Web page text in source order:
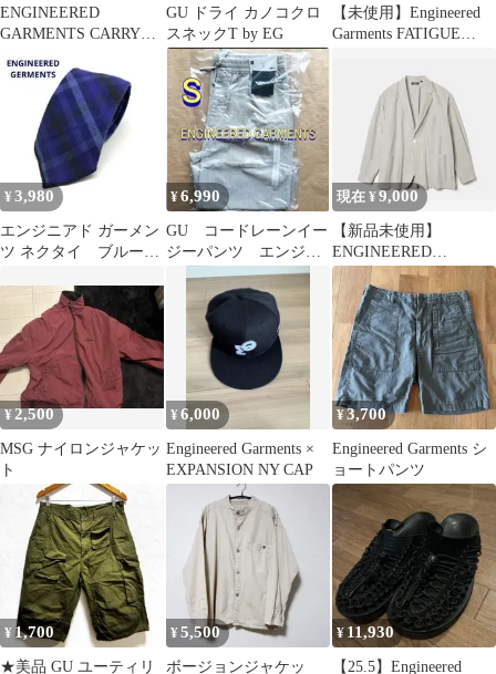
ENGINEERED
GARMENTS CARRY
GU ドライ カノコクロ
スネックT by EG
【未使用】Engineered
Garments FATIGUE
¥ 3,980
エンジニアド ガーメン
ツ ネクタイ ブルー
製 綿100％
¥6,990
GU コードレーンイー
ジーパンツ エンジニ
アドガーメンツ ライ
トグレー S
現在 ¥9,000
【新品未使用】
ENGINEERED
GARMENTS GU セット
アップ/Ｌ
¥2,500
MSG ナイロンジャケッ
ト
¥6,000
Engineered Garments ×
EXPANSION NY CAP
¥3,700
Engineered Garments シ
ョートパンツ
¥1,700
★美品 GU ユーティリ
¥5,500
ボージョンジャケッ
¥11,930
【25.5】Engineered